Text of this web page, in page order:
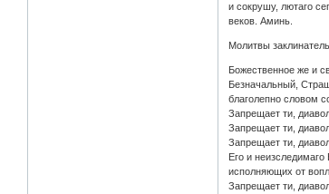
и сокрушу, лютаго
веков. Аминь.
Молитвы
Божественное же и
Безначальный,
благолепно словом
Запрещает ти,
Запрещает ти,
Запрещает ти,
Его и
исполняющих от
Запрещает ти,